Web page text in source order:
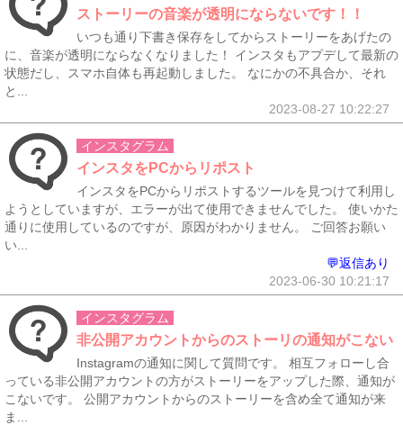
ストーリーの音楽が透明にならないです！！
いつも通り下書き保存をしてからストーリーをあげたの
に、音楽が透明にならなくなりました！ インスタもアプデして最新の
状態だし、スマホ自体も再起動しました。 なにかの不具合か、それ
と...
2023-08-27 10:22:27
インスタグラム
インスタをPCからリポスト
インスタをPCからリポストするツールを見つけて利用し
ようとしていますが、エラーが出て使用できませんでした。 使いかた
通りに使用しているのですが、原因がわかりません。 ご回答お願い
い...
💬返信あり
2023-06-30 10:21:17
インスタグラム
非公開アカウントからのストーリの通知がこない
Instagramの通知に関して質問です。 相互フォローし合
っている非公開アカウントの方がストーリーをアップした際、通知が
こないです。 公開アカウントからのストーリーを含め全て通知が来
ま...